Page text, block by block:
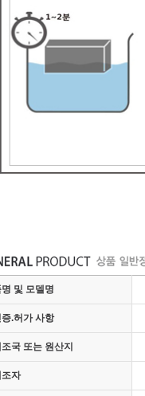
명 및 모델명
증.허가 사항
국 또는 원산지
자